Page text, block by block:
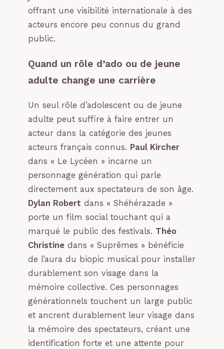
offrant une visibilité internationale à des
acteurs encore peu connus du grand
public.
Quand un rôle d’ado ou de jeune
adulte change une carrière
Un seul rôle d’adolescent ou de jeune
adulte peut suffire à faire entrer un
acteur dans la catégorie des jeunes
acteurs français connus. Paul Kircher
dans « Le Lycéen » incarne un
personnage génération qui parle
directement aux spectateurs de son âge.
Dylan Robert dans « Shéhérazade »
porte un film social touchant qui a
marqué le public des festivals. Théo
Christine dans « Suprêmes » bénéficie
de l’aura du biopic musical pour installer
durablement son visage dans la
mémoire collective. Ces personnages
générationnels touchent un large public
et ancrent durablement leur visage dans
la mémoire des spectateurs, créant une
identification forte et une attente pour